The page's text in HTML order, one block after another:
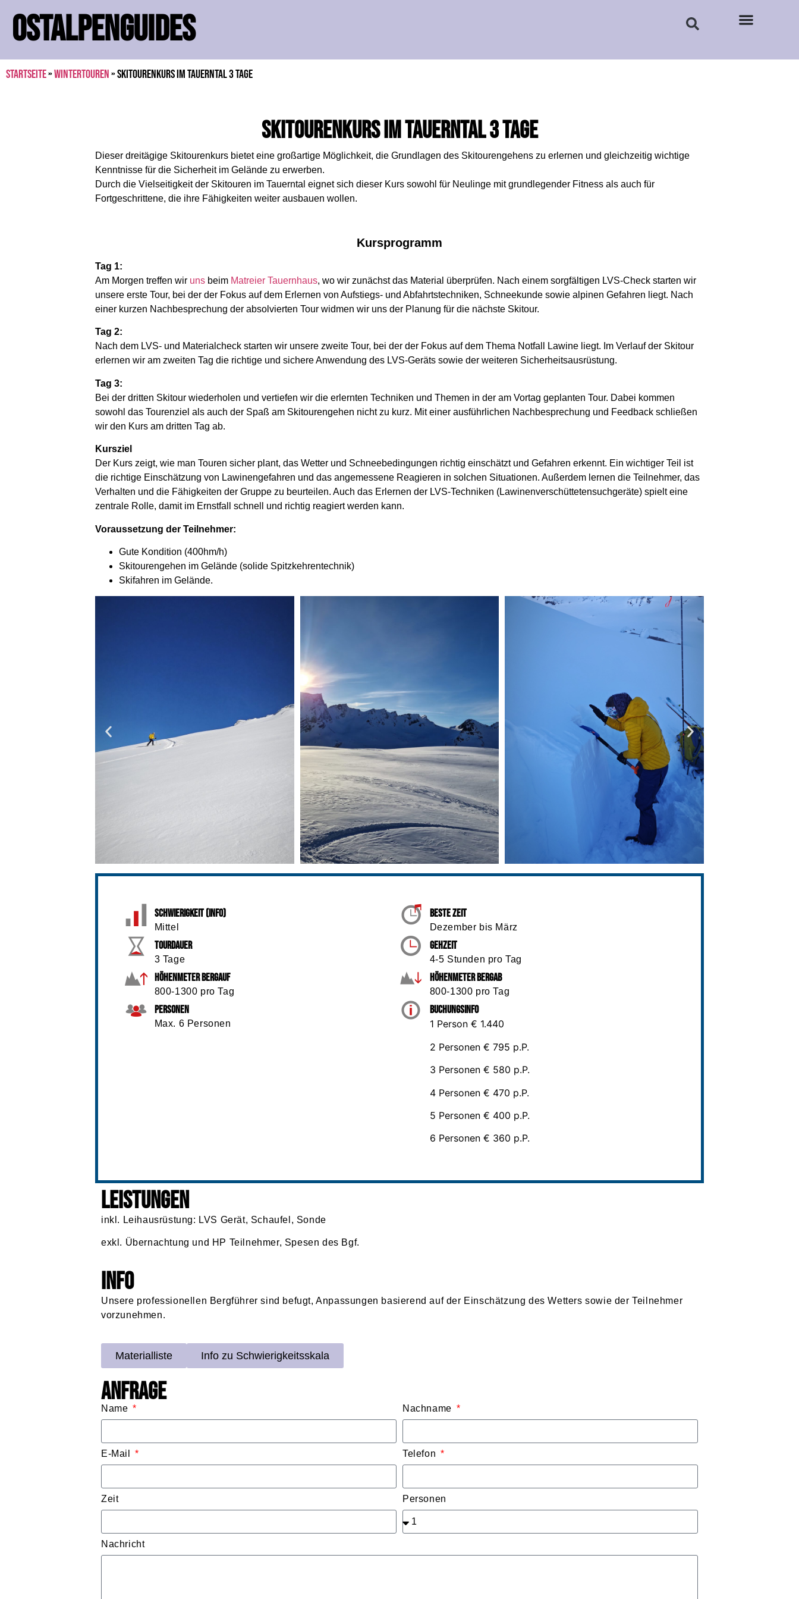
OSTALPENGUIDES
Startseite»Wintertouren»Skitourenkurs im Tauerntal 3 Tage
Skitourenkurs im Tauerntal 3 Tage
Dieser dreitägige Skitourenkurs bietet eine großartige Möglichkeit, die Grundlagen des Skitourengehens zu erlernen und gleichzeitig wichtige
Kenntnisse für die Sicherheit im Gelände zu erwerben.
Durch die Vielseitigkeit der Skitouren im Tauerntal eignet sich dieser Kurs sowohl für Neulinge mit grundlegender Fitness als auch für
Fortgeschrittene, die ihre Fähigkeiten weiter ausbauen wollen.
Kursprogramm
Tag 1:
Am Morgen treffen wir uns beim Matreier Tauernhaus, wo wir zunächst das Material überprüfen. Nach einem sorgfältigen LVS-Check starten wir
unsere erste Tour, bei der der Fokus auf dem Erlernen von Aufstiegs- und Abfahrtstechniken, Schneekunde sowie alpinen Gefahren liegt. Nach
einer kurzen Nachbesprechung der absolvierten Tour widmen wir uns der Planung für die nächste Skitour.
Tag 2:
Nach dem LVS- und Materialcheck starten wir unsere zweite Tour, bei der der Fokus auf dem Thema Notfall Lawine liegt. Im Verlauf der Skitour
erlernen wir am zweiten Tag die richtige und sichere Anwendung des LVS-Geräts sowie der weiteren Sicherheitsausrüstung.
Tag 3:
Bei der dritten Skitour wiederholen und vertiefen wir die erlernten Techniken und Themen in der am Vortag geplanten Tour. Dabei kommen
sowohl das Tourenziel als auch der Spaß am Skitourengehen nicht zu kurz. Mit einer ausführlichen Nachbesprechung und Feedback schließen
wir den Kurs am dritten Tag ab.
Kursziel
Der Kurs zeigt, wie man Touren sicher plant, das Wetter und Schneebedingungen richtig einschätzt und Gefahren erkennt. Ein wichtiger Teil ist
die richtige Einschätzung von Lawinengefahren und das angemessene Reagieren in solchen Situationen. Außerdem lernen die Teilnehmer, das
Verhalten und die Fähigkeiten der Gruppe zu beurteilen. Auch das Erlernen der LVS-Techniken (Lawinenverschüttetensuchgeräte) spielt eine
zentrale Rolle, damit im Ernstfall schnell und richtig reagiert werden kann.
Voraussetzung der Teilnehmer:
Gute Kondition (400hm/h)
Skitourengehen im Gelände (solide Spitzkehrentechnik)
Skifahren im Gelände.
Schwierigkeit (info)
Mittel
Beste Zeit
Dezember bis März
Tourdauer
3 Tage
Gehzeit
4-5 Stunden pro Tag
Höhenmeter Bergauf
800-1300 pro Tag
Höhenmeter Bergab
800-1300 pro Tag
Personen
Max. 6 Personen
Buchungsinfo
1 Person € 1.440
2 Personen € 795 p.P.
3 Personen € 580 p.P.
4 Personen € 470 p.P.
5 Personen € 400 p.P.
6 Personen € 360 p.P.
Leistungen
inkl. Leihausrüstung: LVS Gerät, Schaufel, Sonde
exkl. Übernachtung und HP Teilnehmer, Spesen des Bgf.
Info
Unsere professionellen Bergführer sind befugt, Anpassungen basierend auf der Einschätzung des Wetters sowie der Teilnehmer
vorzunehmen.
Materialliste Info zu Schwierigkeitsskala
Anfrage
Name Nachname
E-Mail Telefon
Zeit Personen
Nachricht